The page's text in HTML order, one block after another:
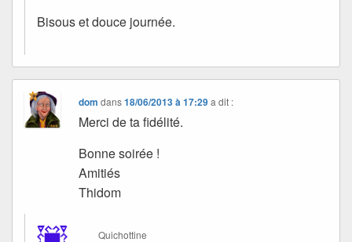
Bisous et douce journée.
dom dans18/06/2013 à 17:29 a dit :
Merci de ta fidélité.
Bonne soirée !
Amitiés
Thidom
Quichottine